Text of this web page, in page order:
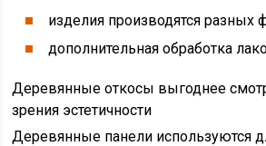
изделия производятся разных
дополнительная обработка
Деревянные откосы выгоднее
зрения эстетичности
Деревянные панели используются